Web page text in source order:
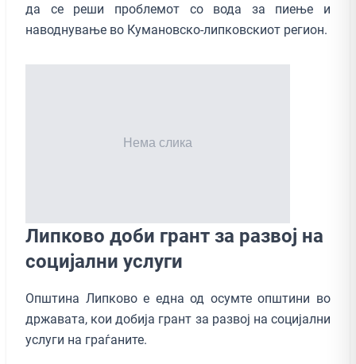
да се реши проблемот со вода за пиење и
наводнување во Кумановско-липковскиот регион.
Липково доби грант за развој на
социјални услуги
Општина Липково е една од осумте општини во
државата, кои добија грант за развој на социјални
услуги на граѓаните.